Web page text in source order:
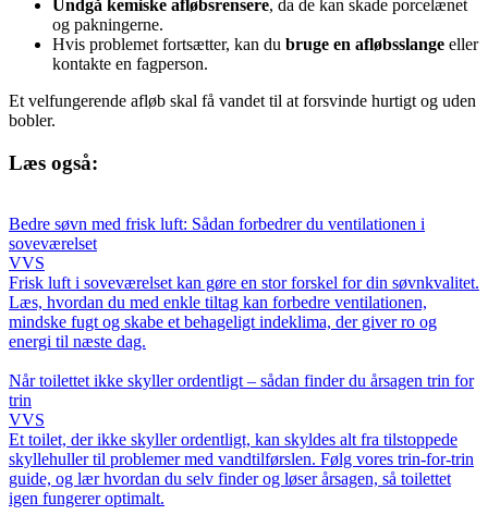
Undgå kemiske afløbsrensere, da de kan skade porcelænet
og pakningerne.
Hvis problemet fortsætter, kan du bruge en afløbsslange eller
kontakte en fagperson.
Et velfungerende afløb skal få vandet til at forsvinde hurtigt og uden
bobler.
Læs også:
Bedre søvn med frisk luft: Sådan forbedrer du ventilationen i
soveværelset
VVS
Frisk luft i soveværelset kan gøre en stor forskel for din søvnkvalitet.
Læs, hvordan du med enkle tiltag kan forbedre ventilationen,
mindske fugt og skabe et behageligt indeklima, der giver ro og
energi til næste dag.
Når toilettet ikke skyller ordentligt – sådan finder du årsagen trin for
trin
VVS
Et toilet, der ikke skyller ordentligt, kan skyldes alt fra tilstoppede
skyllehuller til problemer med vandtilførslen. Følg vores trin-for-trin
guide, og lær hvordan du selv finder og løser årsagen, så toilettet
igen fungerer optimalt.